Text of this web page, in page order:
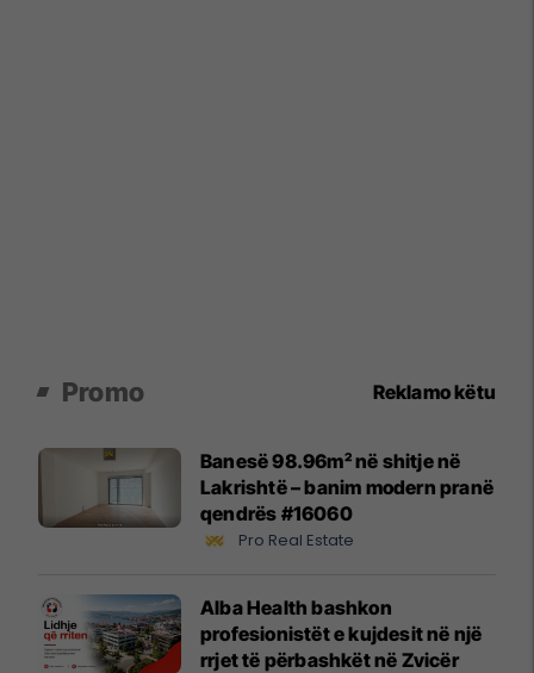
Promo Reklamo këtu
Banesë 98.96m² në shitje në
Lakrishtë – banim modern pranë
qendrës #16060
Pro Real Estate
Alba Health bashkon
profesionistët e kujdesit në një
rrjet të përbashkët në Zvicër